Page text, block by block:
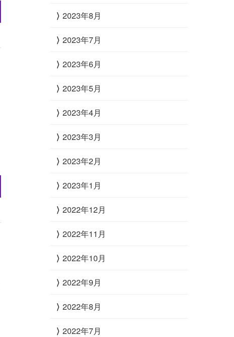
2023年8月
2023年7月
2023年6月
2023年5月
2023年4月
2023年3月
2023年2月
2023年1月
2022年12月
2022年11月
2022年10月
2022年9月
2022年8月
2022年7月